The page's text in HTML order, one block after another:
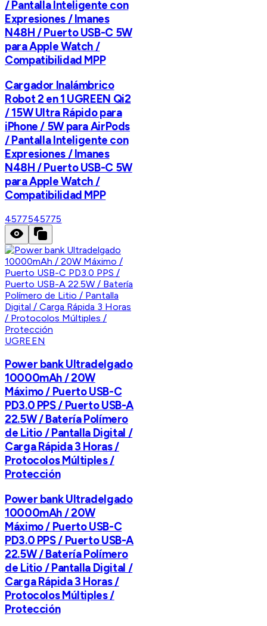
/ Pantalla Inteligente con
Expresiones / Imanes
N48H / Puerto USB-C 5W
para Apple Watch /
Compatibilidad MPP
Cargador Inalámbrico
Robot 2 en 1 UGREEN Qi2
/ 15W Ultra Rápido para
iPhone / 5W para AirPods
/ Pantalla Inteligente con
Expresiones / Imanes
N48H / Puerto USB-C 5W
para Apple Watch /
Compatibilidad MPP
4577545775
UGREEN
Power bank Ultradelgado
10000mAh / 20W
Máximo / Puerto USB-C
PD3.0 PPS / Puerto USB-A
22.5W / Batería Polímero
de Litio / Pantalla Digital /
Carga Rápida 3 Horas /
Protocolos Múltiples /
Protección
Power bank Ultradelgado
10000mAh / 20W
Máximo / Puerto USB-C
PD3.0 PPS / Puerto USB-A
22.5W / Batería Polímero
de Litio / Pantalla Digital /
Carga Rápida 3 Horas /
Protocolos Múltiples /
Protección